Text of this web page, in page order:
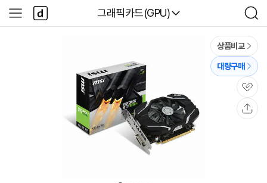
다나와
그래픽카드(GPU)
검
색
사
이
다
나
와
상품비교
대량구매
관
심